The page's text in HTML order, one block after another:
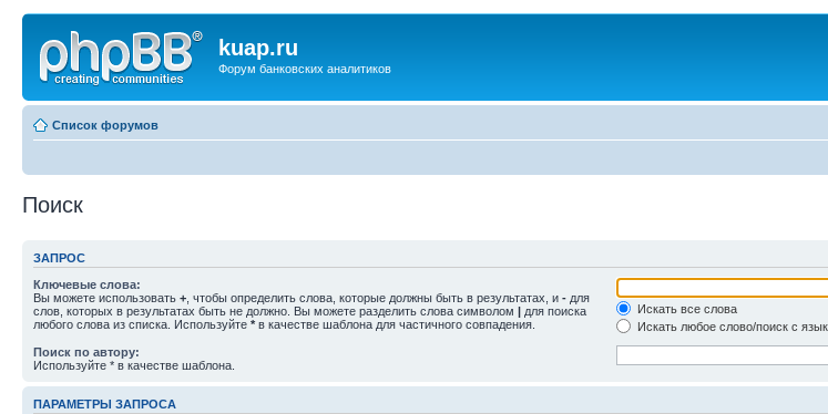
kuap.ru
Форум банковских аналитиков
Список форумов
Поиск
ЗАПРОС
Ключевые слова:
Вы можете использовать + , чтобы определить слова, которые должны быть в результатах, и - для
слов, которых в результатах быть не должно. Вы можете разделить слова символом | для поиска
любого слова из списка. Используйте * в качестве шаблона для частичного совпадения.
Искать все слова
Искать любое слово/поиск с
Поиск по автору:
Используйте * в качестве шаблона.
ПАРАМЕТРЫ ЗАПРОСА